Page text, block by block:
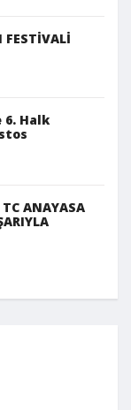
FESTİVALİ
6. Halk
ANAYASA